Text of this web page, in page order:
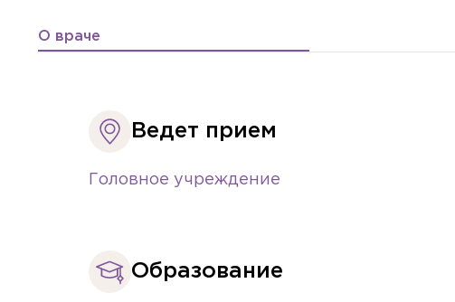
О враче
Ведет прием
Головное учреждение
Образование